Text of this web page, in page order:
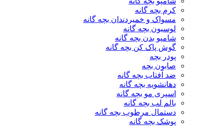
کرم بچه گانه
مسواک و خمیردندان بچه گانه
لوسیون بچه گانه
شامپو بدن بچه گانه
گوش پاک کن بچه گانه
پودر بچه
صابون بچه
ضد آفتاب بچه گانه
دهانشویه بچه گانه
اسپری مو بچه گانه
بالم لب بچه گانه
دستمال مرطوب بچه گانه
پوشک بچه گانه